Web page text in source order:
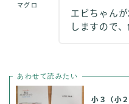
マグロ
エビちゃん
しますので
あわせて読みたい
小３（小